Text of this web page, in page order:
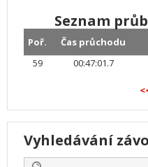
Seznam
Poř. Čas průchodu
59
00:47:01.7
Vyhledávání